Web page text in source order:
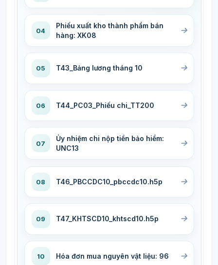
04
Phiếu xuất kho thành phẩm bán
hàng: XK08
05 T43_Bảng lương tháng 10
06 T44_PC03_Phiếu chi_TT200
07
Ủy nhiệm chi nộp tiền bảo hiểm:
UNC13
08 T46_PBCCDC10_pbccdc10.h5p
09 T47_KHTSCD10_khtscd10.h5p
10 Hóa đơn mua nguyên vật liệu: 96